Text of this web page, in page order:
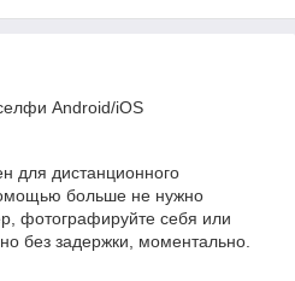
Android/iOS
для дистанционного
больше не нужно
фотографируйте себя или
без задержки, моментально.